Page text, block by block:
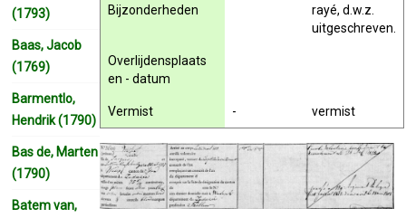
Bijzonderheden
rayé, d.w.z.
uitgeschreven.
Overlijdensplaats
en - datum
Vermist - vermist
(1793)
Baas, Jacob
(1769)
Barmentlo,
Hendrik (1790)
Bas de, Marten
(1790)
Batem van,